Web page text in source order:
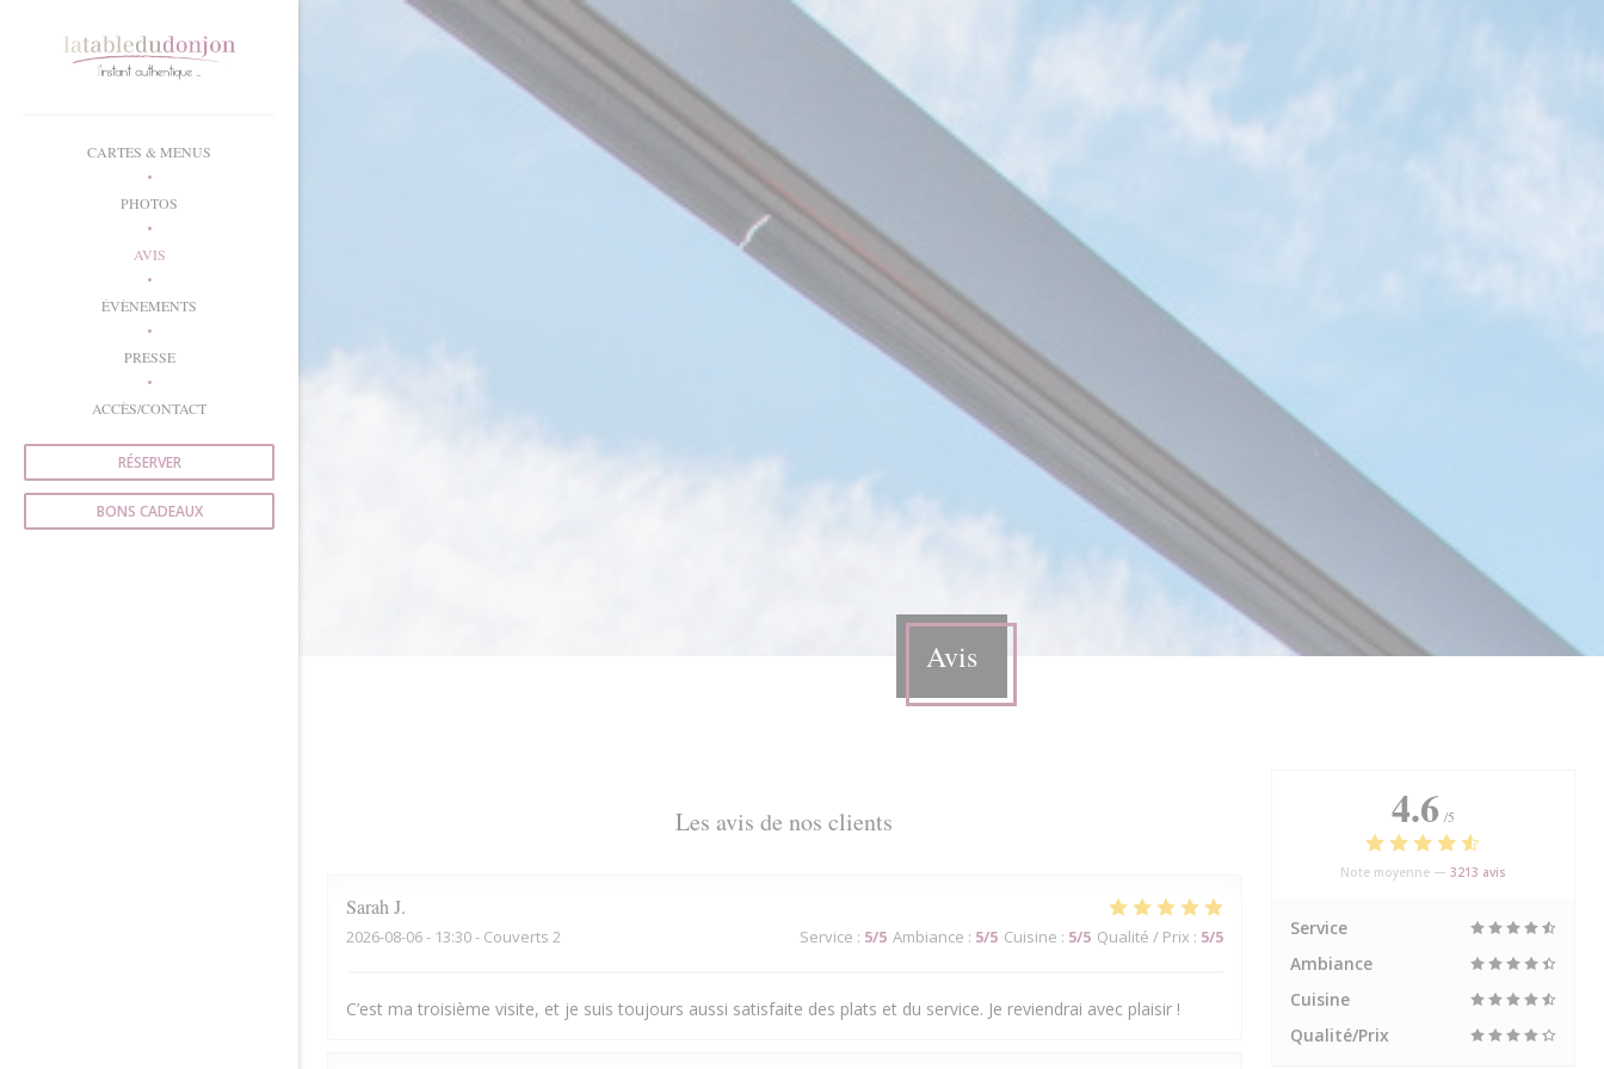
Personnalisation de vos choix en matière de cookies
CARTES & MENUS
PHOTOS
AVIS
ÉVÈNEMENTS
PRESSE
ACCÈS/CONTACT
RÉSERVER
BONS CADEAUX
Avis
Les avis de nos clients
Sarah J
2026-08-06- 13:30 - Couverts 2 Service : 5/5 Ambiance : 5/5 Cuisine : 5/5 Qualité / Prix : 5/5
C’est ma troisième visite, et je suis toujours aussi satisfaite des plats et du service. Je reviendrai avec plaisir !
4.6 /5
Note moyenne — 3213 avis
Service
Ambiance
Cuisine
Qualité/Prix